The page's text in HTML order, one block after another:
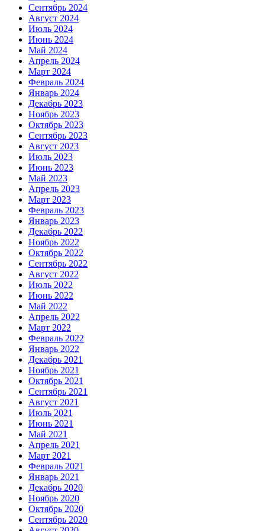
Сентябрь 2024
Август 2024
Июль 2024
Июнь 2024
Май 2024
Апрель 2024
Март 2024
Февраль 2024
Январь 2024
Декабрь 2023
Ноябрь 2023
Октябрь 2023
Сентябрь 2023
Август 2023
Июль 2023
Июнь 2023
Май 2023
Апрель 2023
Март 2023
Февраль 2023
Январь 2023
Декабрь 2022
Ноябрь 2022
Октябрь 2022
Сентябрь 2022
Август 2022
Июль 2022
Июнь 2022
Май 2022
Апрель 2022
Март 2022
Февраль 2022
Январь 2022
Декабрь 2021
Ноябрь 2021
Октябрь 2021
Сентябрь 2021
Август 2021
Июль 2021
Июнь 2021
Май 2021
Апрель 2021
Март 2021
Февраль 2021
Январь 2021
Декабрь 2020
Ноябрь 2020
Октябрь 2020
Сентябрь 2020